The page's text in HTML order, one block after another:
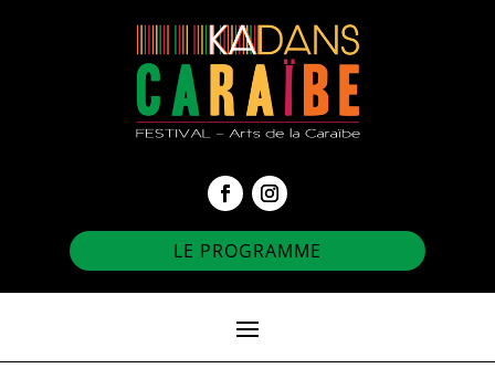
LE PROGRAMME